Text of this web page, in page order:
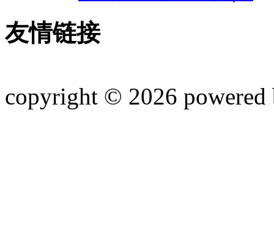
友情链接
copyright © 2026